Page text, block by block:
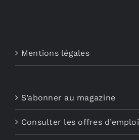
Mentions légales
S’abonner au magazine
Consulter les offres d’emploi